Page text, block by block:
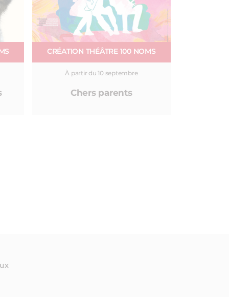
CRÉATION THÉÂTRE 100 NOMS
À partir du 10 septembre
Chers parents